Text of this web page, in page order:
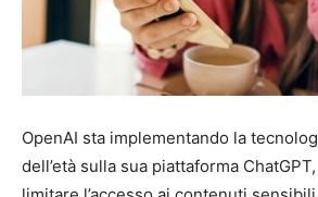
OpenAI sta implementando la
dell’età sulla sua piattaforma